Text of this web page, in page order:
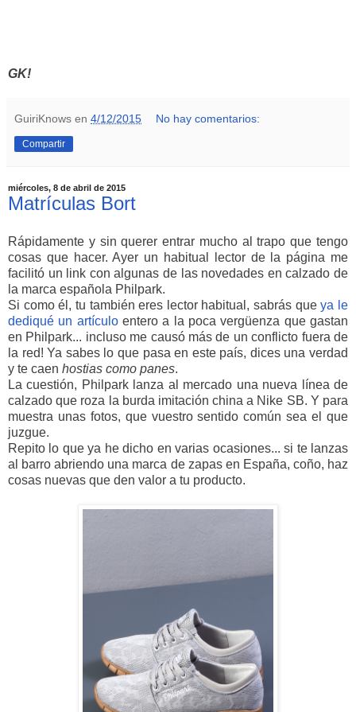
GK!
GuiriKnows en 4/12/2015 No hay comentarios:
Compartir
miércoles, 8 de abril de 2015
Matrículas Bort
Rápidamente y sin querer entrar mucho al trapo que tengo
cosas que hacer. Ayer un habitual lector de la página me
facilitó un link con algunas de las novedades en calzado de
la marca española Philpark.
Si como él, tu también eres lector habitual, sabrás queya le
dediqué un artículoentero a la poca vergüenza que gastan
en Philpark... incluso me causó más de un conflicto fuera de
la red! Ya sabes lo que pasa en este país, dices una verdad
y te caen hostias como panes.
La cuestión, Philpark lanza al mercado una nueva línea de
calzado que roza la burda imitación china a Nike SB. Y para
muestra unas fotos, que vuestro sentido común sea el que
juzgue.
Repito lo que ya he dicho en varias ocasiones... si te lanzas
al barro abriendo una marca de zapas en España, coño, haz
cosas nuevas que den valor a tu producto.